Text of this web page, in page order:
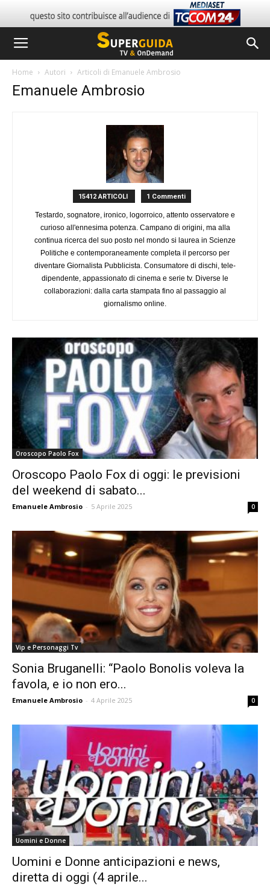
Home Autori Articoli di Emanuele Ambrosio
Emanuele Ambrosio
15412 ARTICOLI 1 Commenti
Testardo, sognatore, ironico, logorroico, attento osservatore e
curioso all'ennesima potenza. Campano di origini, ma alla
continua ricerca del suo posto nel mondo si laurea in Scienze
Politiche e contemporaneamente completa il percorso per
diventare Giornalista Pubblicista. Consumatore di dischi, tele-
dipendente, appassionato di cinema e serie tv. Diverse le
collaborazioni: dalla carta stampata fino al passaggio al
giornalismo online.
Oroscopo Paolo Fox
Oroscopo Paolo Fox di oggi: le previsioni
del weekend di sabato...
Emanuele Ambrosio - 5 Aprile 2025 0
Vip e Personaggi Tv
Sonia Bruganelli: “Paolo Bonolis voleva la
favola, e io non ero...
Emanuele Ambrosio - 4 Aprile 2025 0
Uomini e Donne
Uomini e Donne anticipazioni e news,
diretta di oggi (4 aprile...